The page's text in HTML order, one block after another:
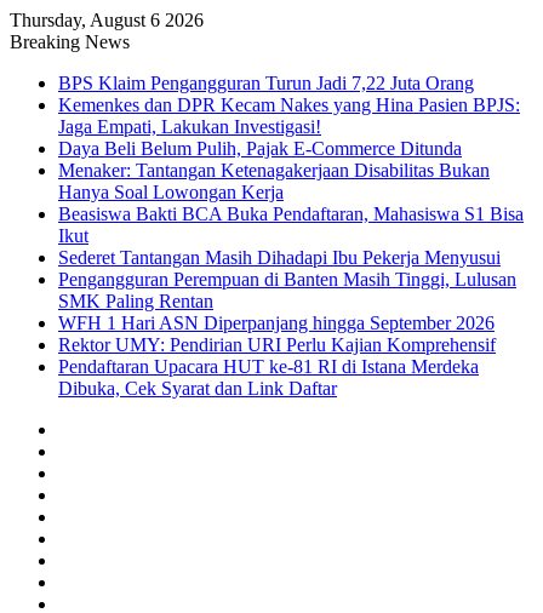
Thursday, August 6 2026
Breaking News
BPS Klaim Pengangguran Turun Jadi 7,22 Juta Orang
Kemenkes dan DPR Kecam Nakes yang Hina Pasien BPJS:
Jaga Empati, Lakukan Investigasi!
Daya Beli Belum Pulih, Pajak E-Commerce Ditunda
Menaker: Tantangan Ketenagakerjaan Disabilitas Bukan
Hanya Soal Lowongan Kerja
Beasiswa Bakti BCA Buka Pendaftaran, Mahasiswa S1 Bisa
Ikut
Sederet Tantangan Masih Dihadapi Ibu Pekerja Menyusui
Pengangguran Perempuan di Banten Masih Tinggi, Lulusan
SMK Paling Rentan
WFH 1 Hari ASN Diperpanjang hingga September 2026
Rektor UMY: Pendirian URI Perlu Kajian Komprehensif
Pendaftaran Upacara HUT ke-81 RI di Istana Merdeka
Dibuka, Cek Syarat dan Link Daftar